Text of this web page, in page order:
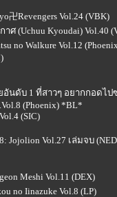
卍Revengers Vol.24 (VBK)
าศ (Uchuu Kyoudai) Vol.40
no Walkure Vol.12
อันดับ 1 ที่สาวๆ อยากกอดไป
(Phoenix) *BL*
(SIC)
Jojolion Vol.27 เล่มจบ
Meshi Vol.11 (DEX)
no Iinazuke Vol.8 (LP)